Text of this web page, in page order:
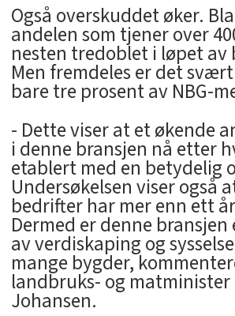
Også overskuddet øker.
andelen som tjener over
nesten tredoblet i løpet av
Men fremdeles er det
bare tre prosent av NBG-
- Dette viser at et økende
i denne bransjen nå etter
etablert med en betydelig
Undersøkelsen viser også
bedrifter har mer enn ett
Dermed er denne
av verdiskaping og
mange bygder,
landbruks- og matminister
Johansen.